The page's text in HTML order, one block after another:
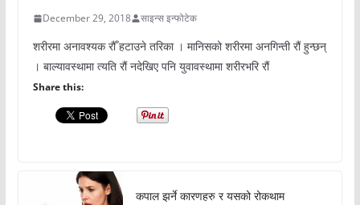
December 29, 2018 साइन्स इन्फोटेक
शरीरमा अनावश्यक रौँ हटाउने तरिका । मानिसको शरीरमा अनगिन्ती रौं हुन्छन्
। बाल्यावस्थामा त्यति रौं नदेखिए पनि युवावस्थामा शरीरभरि रौं
Share this:
कपाल झर्ने कारणहरु र यसको रोकथाम